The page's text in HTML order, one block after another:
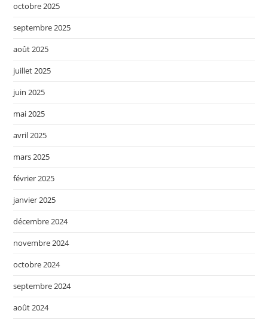
octobre 2025
septembre 2025
août 2025
juillet 2025
juin 2025
mai 2025
avril 2025
mars 2025
février 2025
janvier 2025
décembre 2024
novembre 2024
octobre 2024
septembre 2024
août 2024